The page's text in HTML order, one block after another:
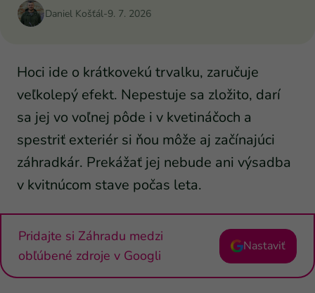
Daniel Košťál-9. 7. 2026
Hoci ide o krátkovekú trvalku, zaručuje
veľkolepý efekt. Nepestuje sa zložito, darí
sa jej vo voľnej pôde i v kvetináčoch a
spestriť exteriér si ňou môže aj začínajúci
záhradkár. Prekážať jej nebude ani výsadba
v kvitnúcom stave počas leta.
Pridajte si Záhradu medzi
obľúbené zdroje v Googli
Nastaviť